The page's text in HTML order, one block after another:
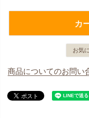
カ
お気
商品についてのお問い